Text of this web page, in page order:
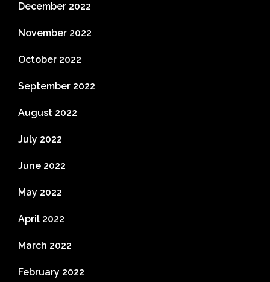
December 2022
November 2022
October 2022
September 2022
August 2022
July 2022
June 2022
May 2022
April 2022
March 2022
February 2022